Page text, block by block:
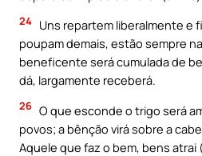
24 Uns repartem liberalmente e
poupam demais, estão sempre
beneficente será cumulada de
dá, largamente receberá.
26 O que esconde o trigo será
povos; a bênção virá sobre a
Aquele que faz o bem, bens